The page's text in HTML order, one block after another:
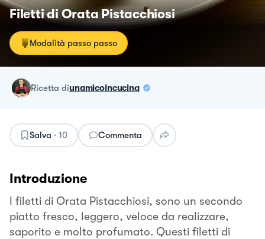
Filetti di Orata Pistacchiosi
Modalità passo passo
ricetta diunamicoincucina
Salva · 10 Commenta
Introduzione
I filetti di Orata Pistacchiosi, sono un secondo
piatto fresco, leggero, veloce da realizzare,
saporito e molto profumato. Questi filetti di